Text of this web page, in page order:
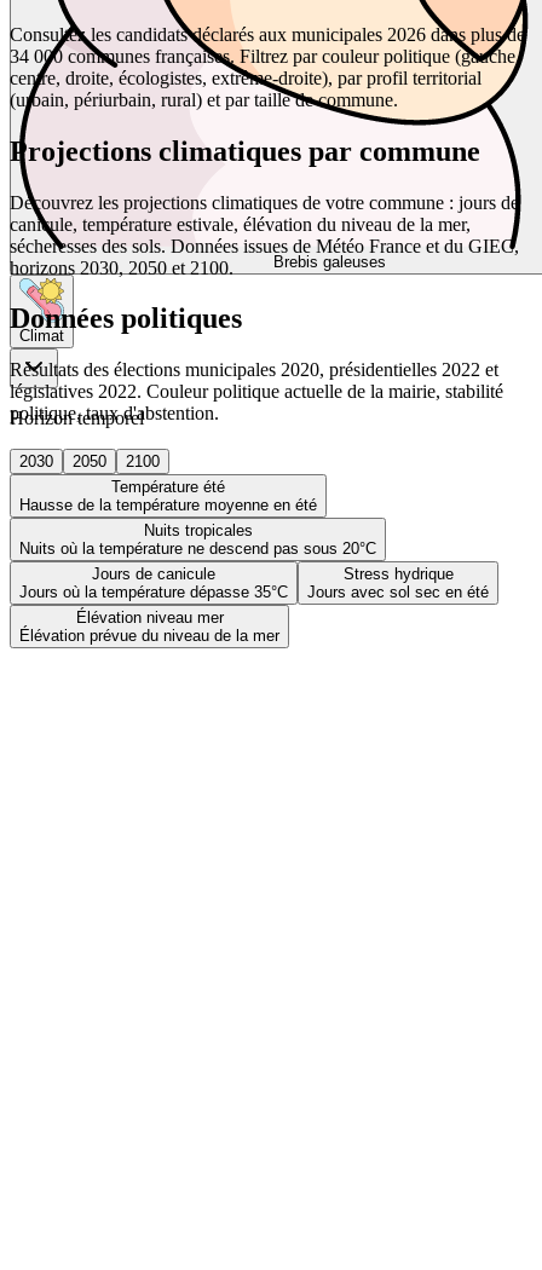
Brebis galeuses
Climat
Horizon temporel
2030 2050
2100
Température été
Hausse de la température moyenne en été
Nuits tropicales
Nuits où la température ne descend pas sous 20°C
Jours de canicule
Jours où la température dépasse 35°C
Stress hydrique
Jours avec sol sec en été
Élévation niveau mer
Élévation prévue du niveau de la mer
Consultez les candidats déclarés aux municipales 2026 dans plus de
34 000 communes françaises. Filtrez par couleur politique (gauche,
centre, droite, écologistes, extrême-droite), par profil territorial
(urbain, périurbain, rural) et par taille de commune.
Projections climatiques par commune
Découvrez les projections climatiques de votre commune : jours de
canicule, température estivale, élévation du niveau de la mer,
sécheresses des sols. Données issues de Météo France et du GIEC,
horizons 2030, 2050 et 2100.
Données politiques
Résultats des élections municipales 2020, présidentielles 2022 et
législatives 2022. Couleur politique actuelle de la mairie, stabilité
politique, taux d'abstention.